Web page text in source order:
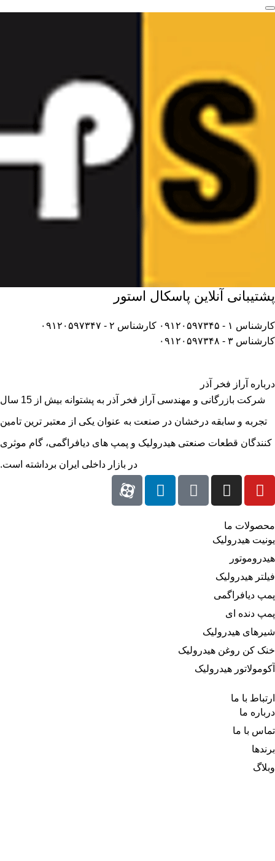
پشتیبانی آنلاین پاسکال استور
کارشناس ۱ - ۰۹۱۲۰۵۹۷۳۴۵
کارشناس ۲ - ۰۹۱۲۰۵۹۷۳۴۷
کارشناس ۳ - ۰۹۱۲۰۵۹۷۳۴۸
درباره آراز فخر آذر
شرکت بازرگانی و مهندسی آراز فخر آذر به پشتوانه بیش از 15 سال
تجربه و سابقه درخشان در صنعت به عنوان یکی از معتبر ترین تامین
کنندگان قطعات صنعتی هیدرولیک و پمپ های دیافراگمی، گام موثری
در بازار داخلی ایران برداشته است.
محصولات ما
یونیت هیدرولیک
هیدروموتور
فیلتر هیدرولیک
پمپ دیافراگمی
پمپ دنده ای
شیرهای هیدرولیک
خنک کن روغن هیدرولیک
آکومولاتور هیدرولیک
ارتباط با ما
درباره‌ ما
تماس با ما
برندها
وبلاگ